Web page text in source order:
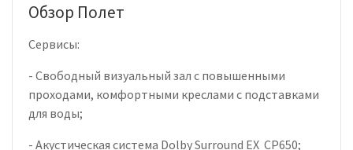
Обзор Полет
Сервисы:
- Свободный визуальный зал с повышенными
проходами, комфортными креслами с подставками
для воды;
- Акустическая система Dolby Surround EX CP650;